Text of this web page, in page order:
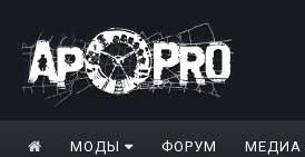
МОДЫ ФОРУМ МЕДИА